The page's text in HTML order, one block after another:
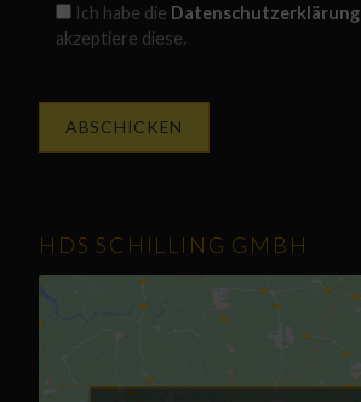
Ich habe die Datenschutzerklärung
akzeptiere diese.
HDS SCHILLING GMBH